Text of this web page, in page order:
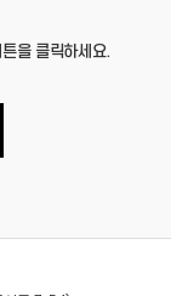
을 클릭하세요.